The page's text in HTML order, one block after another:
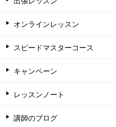
オンラインレッスン
スピードマスターコース
キャンペーン
レッスンノート
講師のブログ